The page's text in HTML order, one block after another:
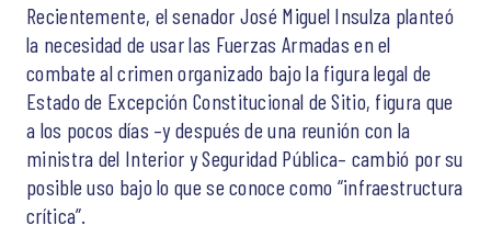
Recientemente, el senador José Miguel Insulza planteó
la necesidad de usar las Fuerzas Armadas en el
combate al crimen organizado bajo la figura legal de
Estado de Excepción Constitucional de Sitio, figura que
a los pocos días –y después de una reunión con la
ministra del Interior y Seguridad Pública– cambió por su
posible uso bajo lo que se conoce como “infraestructura
crítica”.